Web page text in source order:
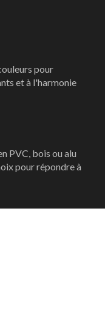
pour
et à l'harmonie
PVC, bois ou alu
pour répondre à